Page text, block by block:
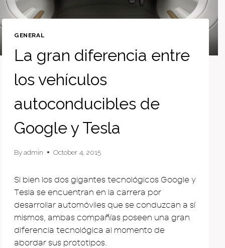
GENERAL
La gran diferencia entre
los vehículos
autoconducibles de
Google y Tesla
Byadmin October 4, 2015
Si bien los dos gigantes tecnológicos Google y
Tesla se encuentran en la carrera por
desarrollar automóviles que se conduzcan a sí
mismos, ambas compañías poseen una gran
diferencia tecnológica al momento de
abordar sus prototipos.